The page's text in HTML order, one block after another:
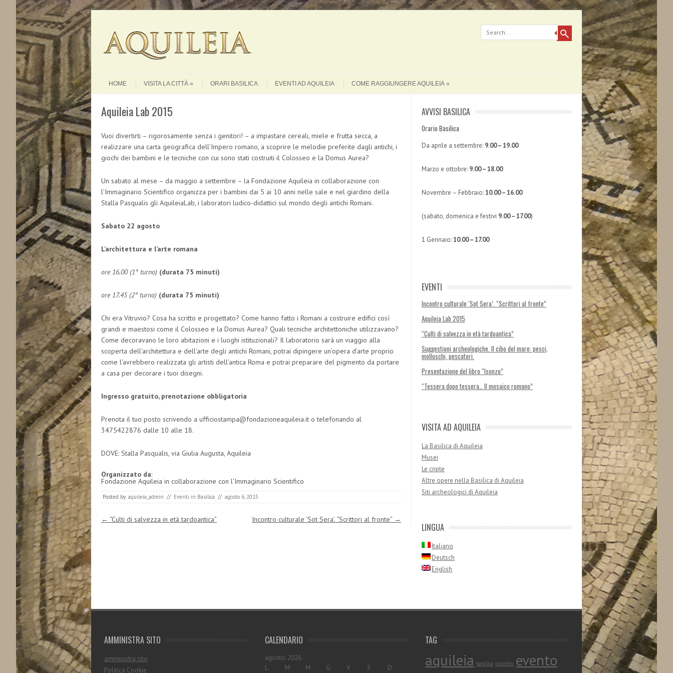
Menu
HOME
VISITA LA CITTÀ ORARI BASILICA EVENTI AD AQUILEIA COME RAGGIUNGERE AQUILEIA
Aquileia Lab 2015
Vuoi divertirti – rigorosamente senza i genitori! – a impastare cereali, miele e frutta secca, a
realizzare una carta geografica dell’Impero romano, a scoprire le melodie preferite dagli antichi, i
giochi dei bambini e le tecniche con cui sono stati costruiti il Colosseo e la Domus Aurea?
Un sabato al mese – da maggio a settembre – la Fondazione Aquileia in collaborazione con
l’Immaginario Scientifico organizza per i bambini dai 5 ai 10 anni nelle sale e nel giardino della
Stalla Pasqualis gli AquileiaLab, i laboratori ludico-didattici sul mondo degli antichi Romani.
Sabato 22 agosto
L’architettura e l’arte romana
ore 16.00 (1° turno) (durata 75 minuti)
ore 17.45 (2° turno) (durata 75 minuti)
Chi era Vitruvio? Cosa ha scritto e progettato? Come hanno fatto i Romani a costruire edifici così
grandi e maestosi come il Colosseo e la Domus Aurea? Quali tecniche architettoniche utilizzavano?
Come decoravano le loro abitazioni e i luoghi istituzionali? Il laboratorio sarà un viaggio alla
scoperta dell’architettura e dell’arte degli antichi Romani, potrai dipingere un’opera d’arte proprio
come l’avrebbero realizzata gli artisti dell’antica Roma e potrai preparare del pigmento da portare
a casa per decorare i tuoi disegni.
Ingresso gratuito, prenotazione obbligatoria
Prenota il tuo posto scrivendo a ufficiostampa@fondazioneaquileia.it o telefonando al
3475422876 dalle 10 alle 18.
DOVE: Stalla Pasqualis, via Giulia Augusta, Aquileia
Organizzato da:
Fondazione Aquileia in collaborazione con l’Immaginario Scientifico
Posted by: aquileia_admin // Eventi in Basilica // agosto 6, 2015
Post navigation
← “Culti di salvezza in età tardoantica” Incontro culturale ‘Sot Sera’. “Scrittori al fronte” →
AVVISI BASILICA
Orario Basilica
Da aprile a settembre: 9.00 – 19.00
Marzo e ottobre: 9.00 – 18.00
Novembre – Febbraio:10.00 – 16.00
(sabato, domenica e festivi 9.00 – 17.00)
1 Gennaio:10.00 – 17.00
EVENTI
Incontro culturale ‘Sot Sera’. “Scrittori al fronte”
Aquileia Lab 2015
“Culti di salvezza in età tardoantica”
Suggestioni archeologiche. Il cibo del mare: pesci,
molluschi, pescatori.
Presentazione del libro “Isonzo”
“Tessera dopo tessera… Il mosaico romano”
VISITA AD AQUILEIA
La Basilica di Aquileia
Musei
Le cripte
Altre opere nella Basilica di Aquileia
Siti archeologici di Aquileia
LINGUA
Italiano
Deutsch
English
AMMINISTRA SITO
amministra sito
Politica Cookie
CALENDARIO
agosto: 2026
L
M M G V S D
TAG
aquileia basilica concerto evento